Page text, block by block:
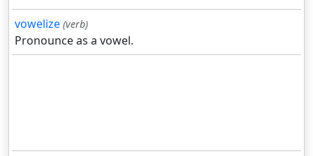
vowelize (verb)
Pronounce as a vowel.